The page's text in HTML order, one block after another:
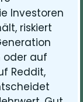
Investoren
riskiert
oder auf
Reddit,